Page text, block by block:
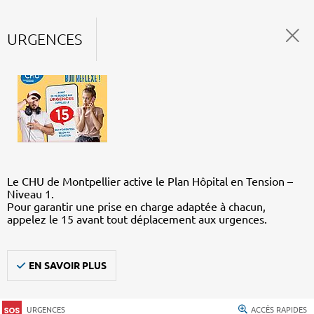
URGENCES
Le CHU de Montpellier active le Plan Hôpital en Tension –
Niveau 1.
Pour garantir une prise en charge adaptée à chacun,
appelez le 15 avant tout déplacement aux urgences.
EN SAVOIR PLUS
URGENCES ACCÈS RAPIDES